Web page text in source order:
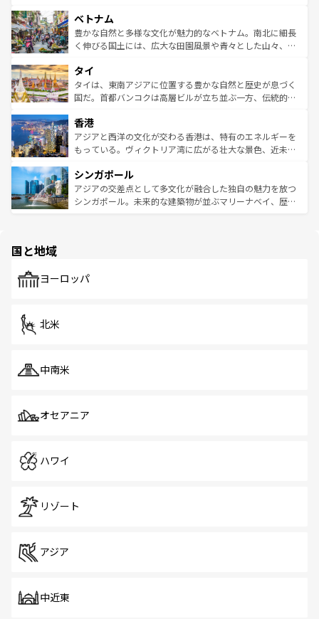
参照してほしい。
容にもいいと評判のスイーツなど、バラエティ豊かな料理
が味わえる。 なお、新着の台湾情報は コンテンツ一覧を参
照してほしい。
き、地方に足を延ばせば四季折々の自然美を楽しむことが
できる。そして、キムチや焼肉、絶品のストリートフード
まで、さまざまな韓国料理が待っている。夜には、韓国な
リティに包まれながら、韓国の多彩な魅力を心ゆくまで味
わってみてほしい。 なお、新着の韓国情報はコンテンツ一
覧を参照してほしい。
ベトナム
豊かな自然と多様な文化が魅力的なベトナム。南北に細長
く伸びる国土には、広大な田園風景や青々とした山々、世
急速な発展と共に伝統が息づく。ハノイの古い町並みやホ
ーチミン市のフランス統治時代の建物も、独特の雰囲気を
醸し出している。また、バラエティの豊かさとおいしさで
とつ。フォーやバインミー、ベトナムコーヒーなどは、ぜ
ひ現地で味わいたい。どの地域を訪れてもあたたかい人々
が旅行者を迎えてくれるので、きっと忘れられない旅にな
参照してほしい。
タイ
タイは、東南アジアに位置する豊かな自然と歴史が息づく
国だ。首都バンコクは高層ビルが立ち並ぶ一方、伝統的な
の活気が交差している。北部ではチェンマイなどの山岳地
帯で自然と触れ合い、南部ではプーケットやクラビの美し
いビーチでリゾート気分を楽しむことができる。タイ料理
激する。気候は一年中温暖で、どの季節にも異なる楽しみ
が待っている。親しみやすいタイの人々、仏教を中心とし
た文化、そして多様な観光資源が、訪れる旅人を魅了し続
香港
アジアと西洋の文化が交わる香港は、特有のエネルギーを
もっている。ヴィクトリア湾に広がる壮大な景色、近未来
み、どこを訪れても感動するはず。観光スポットが密集し
ており、効率よく見どころを回れるのも魅力。息をのむよ
うな絶景から文化的な体験まで、香港を存分に楽しみ尽く
シンガポール
アジアの交差点として多文化が融合した独自の魅力を放つ
シンガポール。未来的な建築物が並ぶマリーナベイ、歴史
で、ホーカーズは地元の風情を楽しめる外せないスポット
国と地域
ヨーロッパ
北米
中南米
オセアニア
ハワイ
リゾート
アジア
中近東